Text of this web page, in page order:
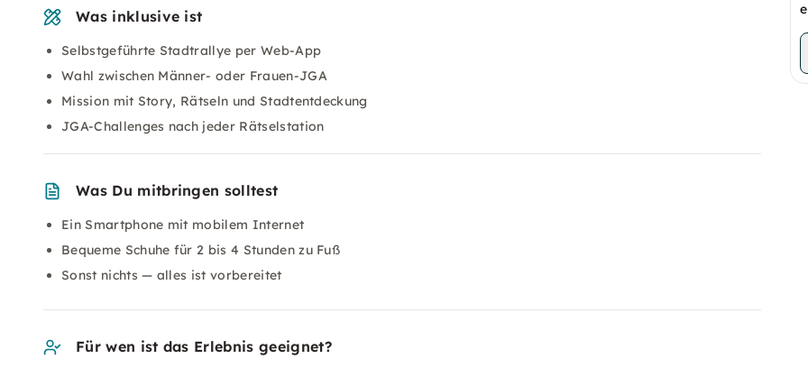
Was inklusive ist
Selbstgeführte Stadtrallye per Web-App
Wahl zwischen Männer- oder Frauen-JGA
Mission mit Story, Rätseln und Stadtentdeckung
JGA-Challenges nach jeder Rätselstation
Was Du mitbringen solltest
Ein Smartphone mit mobilem Internet
Bequeme Schuhe für 2 bis 4 Stunden zu Fuß
Sonst nichts — alles ist vorbereitet
Für wen ist das Erlebnis geeignet?